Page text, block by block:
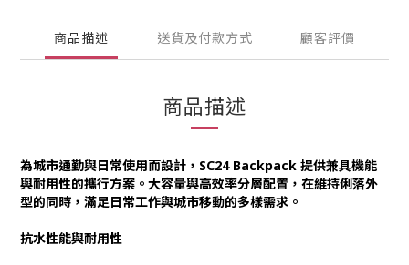
商品描述 送貨及付款方式 顧客評價
商品描述
為城市通勤與日常使用而設計，SC24 Backpack 提供兼具機能
與耐用性的攜行方案。大容量與高效率分層配置，在維持俐落外
型的同時，滿足日常工作與城市移動的多樣需求。
抗水性能與耐用性